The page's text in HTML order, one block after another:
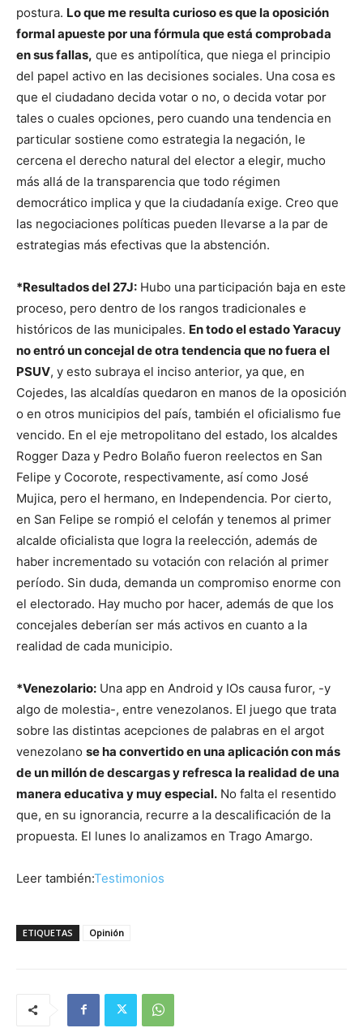
postura. Lo que me resulta curioso es que la oposición
formal apueste por una fórmula que está comprobada
en sus fallas, que es antipolítica, que niega el principio
del papel activo en las decisiones sociales. Una cosa es
que el ciudadano decida votar o no, o decida votar por
tales o cuales opciones, pero cuando una tendencia en
particular sostiene como estrategia la negación, le
cercena el derecho natural del elector a elegir, mucho
más allá de la transparencia que todo régimen
democrático implica y que la ciudadanía exige. Creo que
las negociaciones políticas pueden llevarse a la par de
estrategias más efectivas que la abstención.
*Resultados del 27J: Hubo una participación baja en este
proceso, pero dentro de los rangos tradicionales e
históricos de las municipales. En todo el estado Yaracuy
no entró un concejal de otra tendencia que no fuera el
PSUV, y esto subraya el inciso anterior, ya que, en
Cojedes, las alcaldías quedaron en manos de la oposición
o en otros municipios del país, también el oficialismo fue
vencido. En el eje metropolitano del estado, los alcaldes
Rogger Daza y Pedro Bolaño fueron reelectos en San
Felipe y Cocorote, respectivamente, así como José
Mujica, pero el hermano, en Independencia. Por cierto,
en San Felipe se rompió el celofán y tenemos al primer
alcalde oficialista que logra la reelección, además de
haber incrementado su votación con relación al primer
período. Sin duda, demanda un compromiso enorme con
el electorado. Hay mucho por hacer, además de que los
concejales deberían ser más activos en cuanto a la
realidad de cada municipio.
*Venezolario: Una app en Android y IOs causa furor, -y
algo de molestia-, entre venezolanos. El juego que trata
sobre las distintas acepciones de palabras en el argot
venezolano se ha convertido en una aplicación con más
de un millón de descargas y refresca la realidad de una
manera educativa y muy especial. No falta el resentido
que, en su ignorancia, recurre a la descalificación de la
propuesta. El lunes lo analizamos en Trago Amargo.
Leer también:Testimonios
ETIQUETAS Opinión